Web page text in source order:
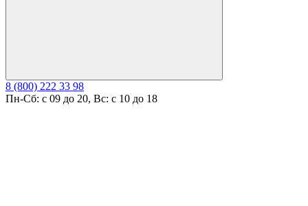
8 (800) 222 33 98
Пн-Сб: с 09 до 20, Вс: с 10 до 18